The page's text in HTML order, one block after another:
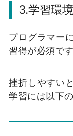
3.学習環
プログラマー
習得が必須です
挫折しやすい
学習には以下